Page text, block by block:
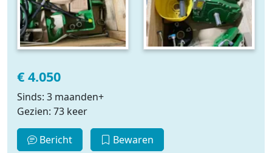
€ 4.050
Sinds: 3 maanden+
Gezien: 73 keer
Bericht Bewaren